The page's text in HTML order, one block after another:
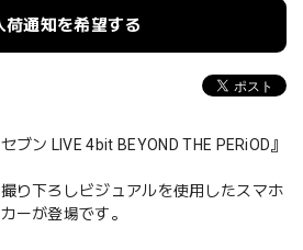
荷通知を希望する
ブン LIVE 4bit BEYOND THE PERiOD』
り下ろしビジュアルを使用したスマホ
ーが登場です。